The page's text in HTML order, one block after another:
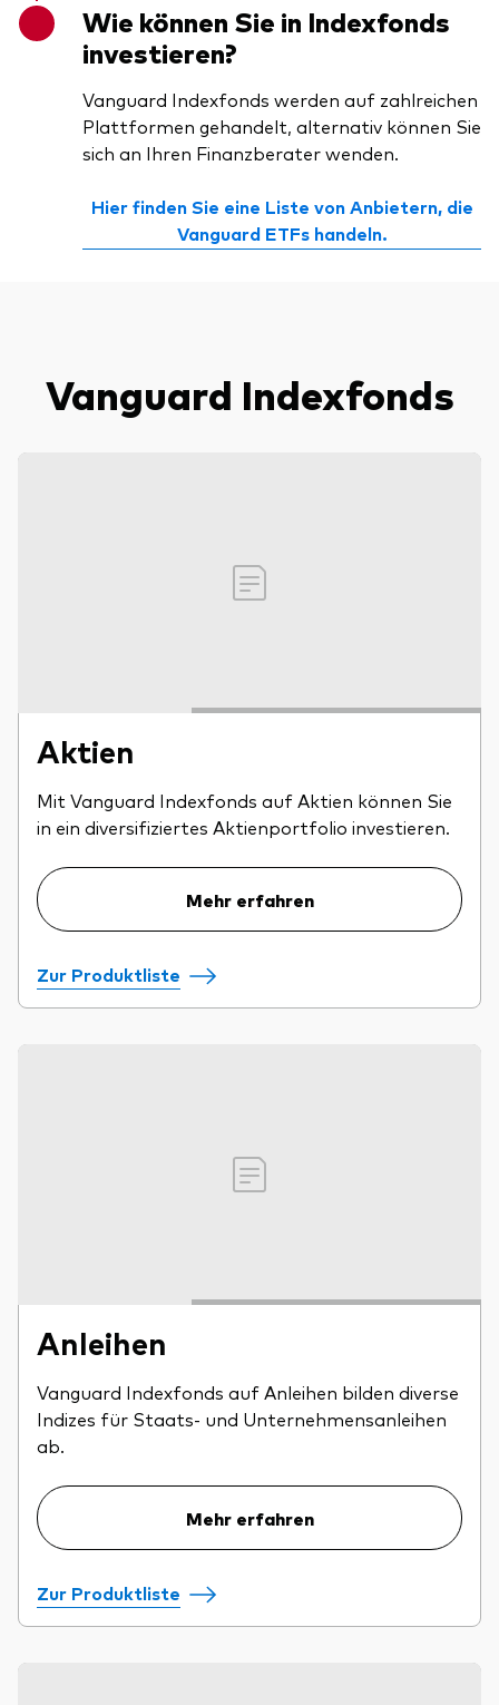
Wie können Sie in Indexfonds
investieren?
Vanguard Indexfonds werden auf zahlreichen
Plattformen gehandelt, alternativ können Sie
sich an Ihren Finanzberater wenden.
Hier finden Sie eine Liste von Anbietern, die
Vanguard ETFs handeln.
Vanguard Indexfonds
Aktien
Mit Vanguard Indexfonds auf Aktien können Sie
in ein diversifiziertes Aktienportfolio investieren.
Mehr erfahren
Zur Produktliste
Anleihen
Vanguard Indexfonds auf Anleihen bilden diverse
Indizes für Staats- und Unternehmensanleihen
ab.
Mehr erfahren
Zur Produktliste